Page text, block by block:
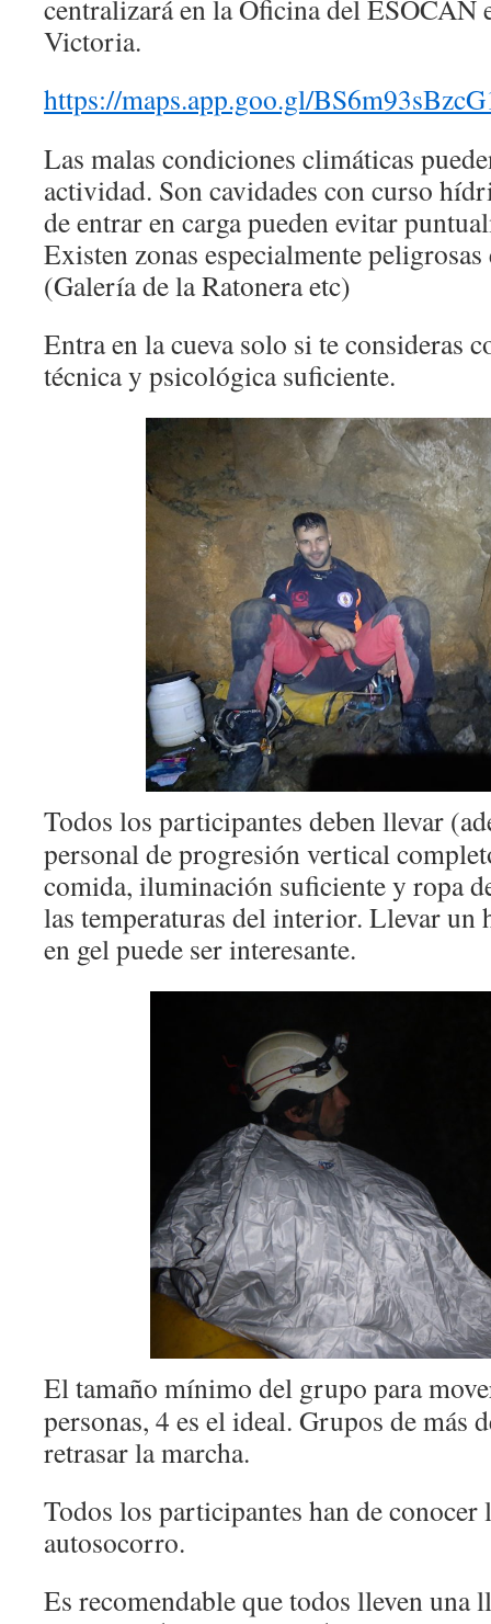
centralizará en la Oficina del ESOCAN
Victoria.
https://maps.app.goo.gl/
Las malas condiciones climáticas
actividad. Son cavidades con curso
de entrar en carga pueden evitar
Existen zonas especialmente peligrosas
(Galería de la Ratonera etc)
Entra en la cueva solo si te consideras
técnica y psicológica suficiente.
Todos los participantes deben llevar
personal de progresión vertical
comida, iluminación suficiente y ropa
las temperaturas del interior. Llevar
en gel puede ser interesante.
El tamaño mínimo del grupo para
personas, 4 es el ideal. Grupos de más
retrasar la marcha.
Todos los participantes han de conocer
autosocorro.
Es recomendable que todos lleven una